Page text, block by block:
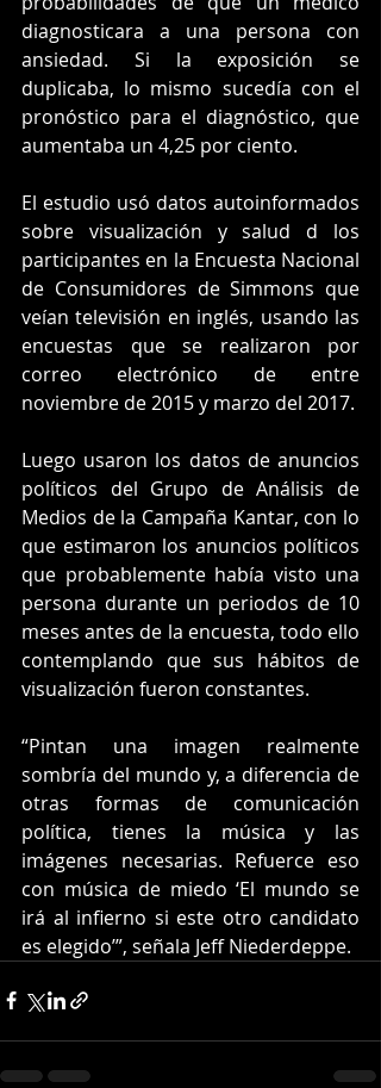
diagnosticara a una persona con
ansiedad. Si la exposición se
duplicaba, lo mismo sucedía con el
pronóstico para el diagnóstico, que
aumentaba un 4,25 por ciento.
El estudio usó datos autoinformados
sobre visualización y salud d los
participantes en la Encuesta Nacional
de Consumidores de Simmons que
veían televisión en inglés, usando las
encuestas que se realizaron por
correo electrónico de entre
noviembre de 2015 y marzo del 2017.
Luego usaron los datos de anuncios
políticos del Grupo de Análisis de
Medios de la Campaña Kantar, con lo
que estimaron los anuncios políticos
que probablemente había visto una
persona durante un periodos de 10
meses antes de la encuesta, todo ello
contemplando que sus hábitos de
visualización fueron constantes.
“Pintan una imagen realmente
sombría del mundo y, a diferencia de
otras formas de comunicación
política, tienes la música y las
imágenes necesarias. Refuerce eso
con música de miedo ‘El mundo se
irá al infierno si este otro candidato
es elegido’”, señala Jeff Niederdeppe.